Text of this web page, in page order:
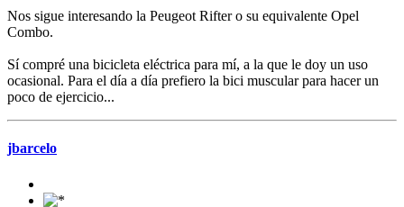
Nos sigue interesando la Peugeot Rifter o su equivalente Opel
Combo.
Sí compré una bicicleta eléctrica para mí, a la que le doy un uso
ocasional. Para el día a día prefiero la bici muscular para hacer un
poco de ejercicio...
jbarcelo